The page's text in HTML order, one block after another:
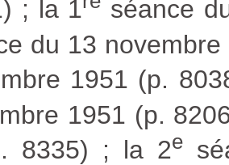
; la 1
séance
du 13
1951 (p.
1951 (p.
8335) ; la 2e